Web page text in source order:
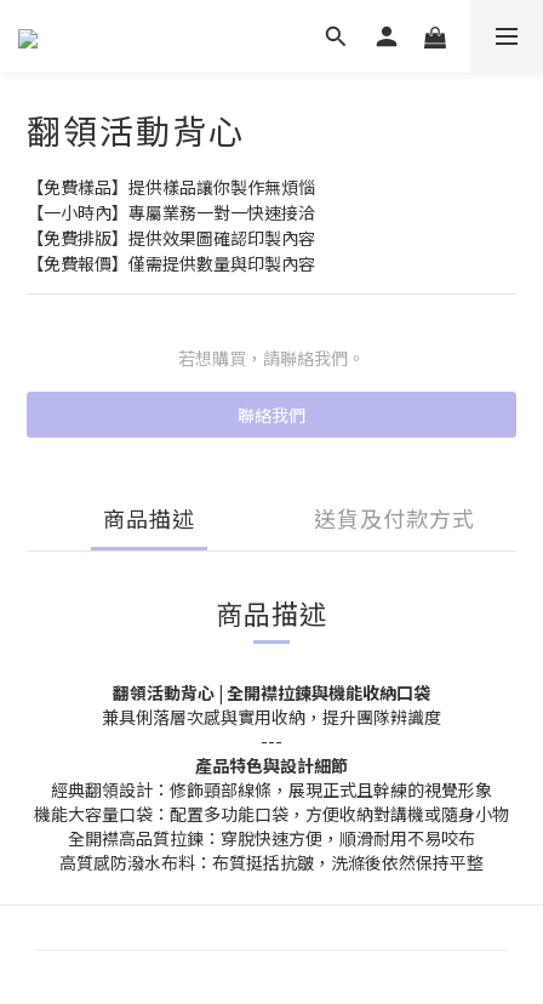
翻領活動背心
【免費樣品】提供樣品讓你製作無煩惱
【一小時內】專屬業務一對一快速接洽
【免費排版】提供效果圖確認印製內容
【免費報價】僅需提供數量與印製內容
若想購買，請聯絡我們。
聯絡我們
商品描述 送貨及付款方式
商品描述
翻領活動背心 | 全開襟拉鍊與機能收納口袋
兼具俐落層次感與實用收納，提升團隊辨識度
---
產品特色與設計細節
經典翻領設計：修飾頸部線條，展現正式且幹練的視覺形象
機能大容量口袋：配置多功能口袋，方便收納對講機或隨身小物
全開襟高品質拉鍊：穿脫快速方便，順滑耐用不易咬布
高質感防潑水布料：布質挺括抗皺，洗滌後依然保持平整